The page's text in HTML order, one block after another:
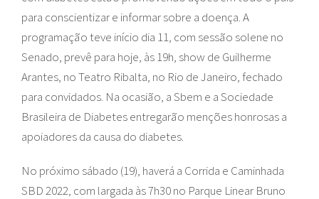
para conscientizar e informar sobre a doença. A
programação teve início dia 11, com sessão solene no
Senado, prevê para hoje, às 19h, show de Guilherme
Arantes, no Teatro Ribalta, no Rio de Janeiro, fechado
para convidados. Na ocasião, a Sbem e a Sociedade
Brasileira de Diabetes entregarão menções honrosas a
apoiadores da causa do diabetes.
No próximo sábado (19), haverá a Corrida e Caminhada
SBD 2022, com largada às 7h30 no Parque Linear Bruno